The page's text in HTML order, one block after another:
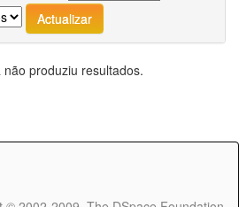
não produziu resultados.